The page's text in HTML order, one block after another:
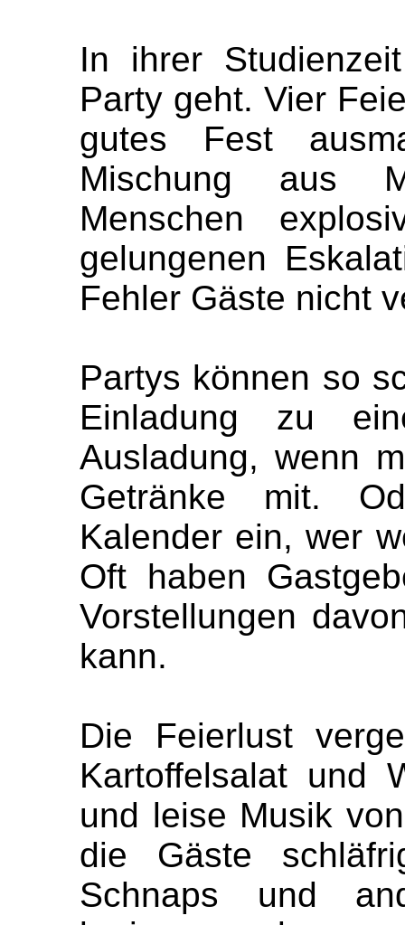
In ihrer
Party geht. Vier
gutes Fest
Mischung aus
Menschen
gelungenen
Fehler Gäste nicht
Partys können so
Einladung zu
Ausladung, wenn
Getränke mit.
Kalender ein, wer
Oft haben
Vorstellungen
kann.
Die Feierlust
Kartoffelsalat und
und leise Musik
die Gäste
Schnaps und